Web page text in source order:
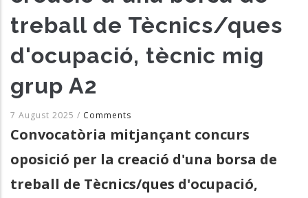
treball de Tècnics/ques
d'ocupació, tècnic mig
grup A2
7 August 2025 / Comments
Convocatòria mitjançant concurs
oposició per la creació d'una borsa de
treball de Tècnics/ques d'ocupació,